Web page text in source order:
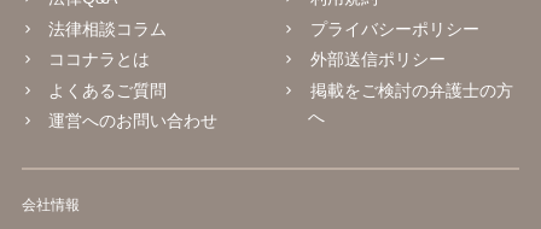
法律相談コラム
ココナラとは
よくあるご質問
運営へのお問い合わせ
プライバシーポリシー
外部送信ポリシー
掲載をご検討の弁護士の方
へ
会社情報